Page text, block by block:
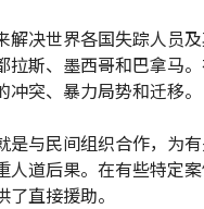
解决世界各国失踪人员
拉斯、墨西哥和巴拿马
突、暴力局势和迁移。
是与民间组织合作，为
人道后果。在有些特定
直接援助。